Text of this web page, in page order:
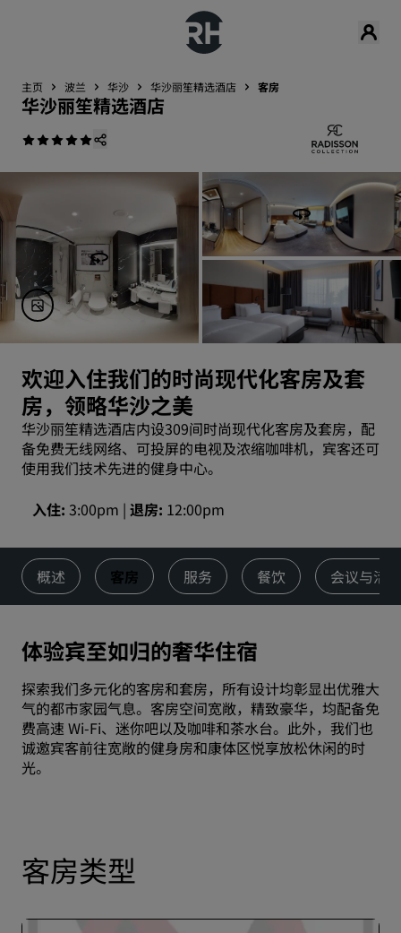
主页 波兰 华沙 华沙丽笙精选酒店 客房
华沙丽笙精选酒店
欢迎入住我们的时尚现代化客房及套
房，领略华沙之美
华沙丽笙精选酒店内设309间时尚现代化客房及套房，配
备免费无线网络、可投屏的电视及浓缩咖啡机，宾客还可
使用我们技术先进的健身中心。
入住 3:00pm 退房 12:00pm
概述 客房 服务 餐饮 会议与活动
体验宾至如归的奢华住宿
探索我们多元化的客房和套房，所有设计均彰显出优雅大
气的都市家园气息。客房空间宽敞，精致豪华，均配备免
费高速 Wi-Fi、迷你吧以及咖啡和茶水台。此外，我们也
诚邀宾客前往宽敞的健身房和康体区悦享放松休闲的时
光。
客房类型